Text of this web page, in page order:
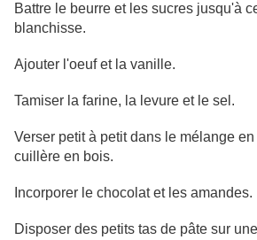
Battre le beurre et les sucres jusqu'à
blanchisse.
Ajouter l'oeuf et la vanille.
Tamiser la farine, la levure et le sel.
Verser petit à petit dans le mélange
cuillère en bois.
Incorporer le chocolat et les amandes.
Disposer des petits tas de pâte sur